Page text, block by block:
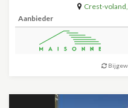
Crest-voland,
Aanbieder